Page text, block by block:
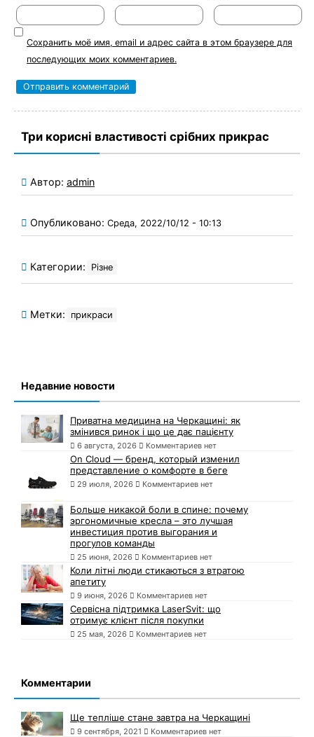
Сохранить моё имя, email и адрес сайта в этом браузере для
последующих моих комментариев.
Три корисні властивості срібних прикрас
Автор: admin
Опубликовано: Среда, 2022/10/12 - 10:13
Категории: Різне
Метки: прикраси
Недавние новости
Приватна медицина на Черкащині: як
змінився ринок і що це дає пацієнту
6 августа, 2026 Комментариев нет
On Cloud — бренд, который изменил
представление о комфорте в беге
29 июля, 2026 Комментариев нет
Больше никакой боли в спине: почему
эргономичные кресла – это лучшая
инвестиция против выгорания и
прогулов команды
25 июня, 2026 Комментариев нет
Коли літні люди стикаються з втратою
апетиту
9 июня, 2026 Комментариев нет
Сервісна підтримка LaserSvit: що
отримує клієнт після покупки
25 мая, 2026 Комментариев нет
Комментарии
Ще тепліше стане завтра на Черкащині
9 сентября, 2021 Комментариев нет